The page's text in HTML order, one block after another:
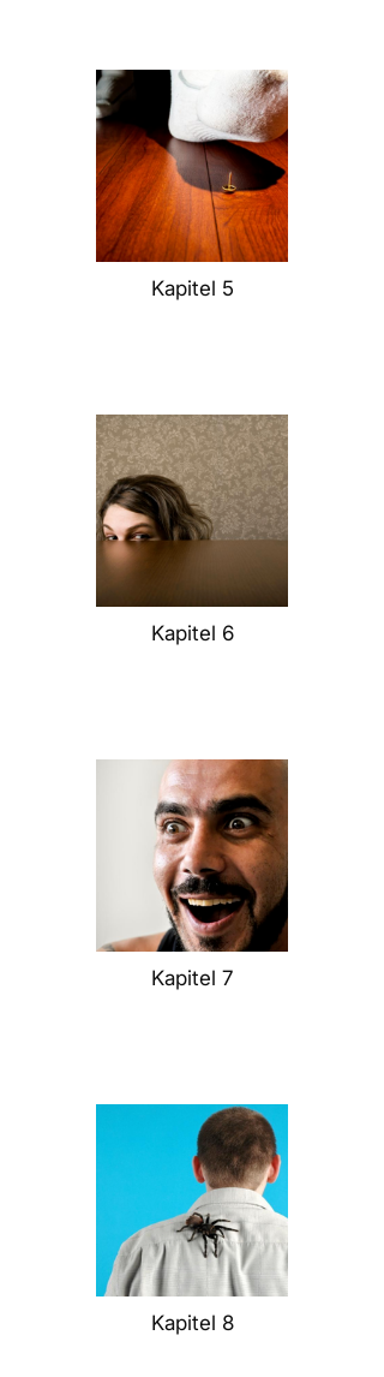
Kapitel 5
Kapitel 6
Kapitel 7
Kapitel 8